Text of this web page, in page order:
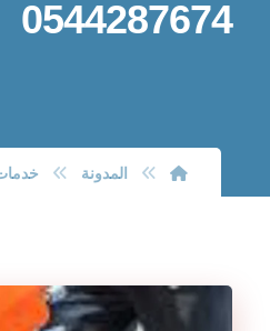
0544287674
المدونة